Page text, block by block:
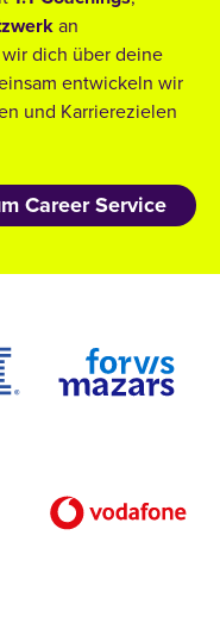
an
dich über deine
entwickeln wir
und Karrierezielen
Career Service